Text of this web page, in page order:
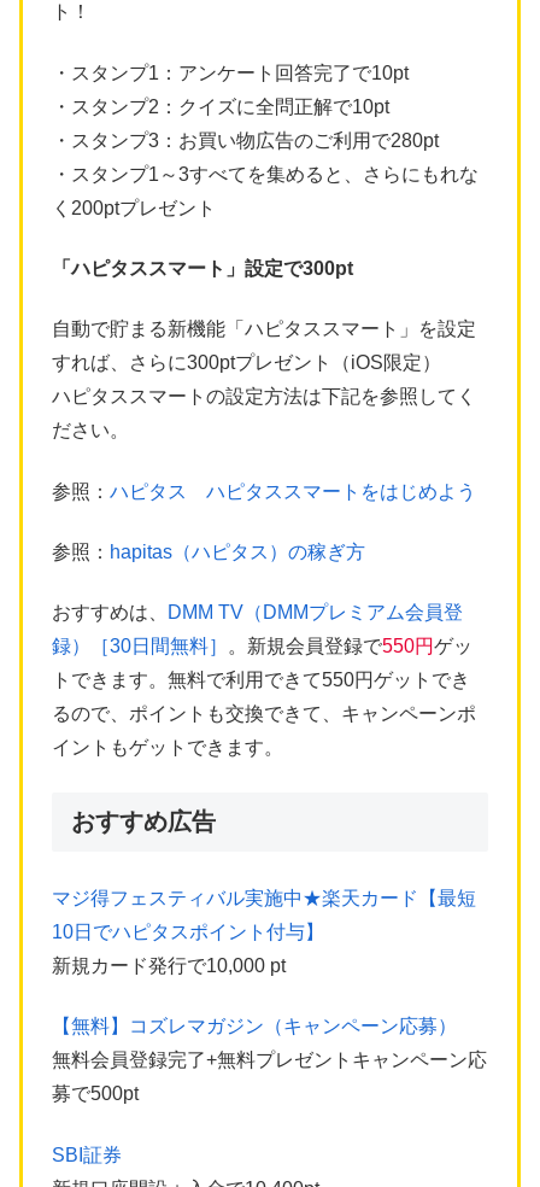
ト！
・スタンプ1：アンケート回答完了で10pt
・スタンプ2：クイズに全問正解で10pt
・スタンプ3：お買い物広告のご利用で280pt
・スタンプ1～3すべてを集めると、さらにもれな
く200ptプレゼント
「ハピタススマート」設定で300pt
自動で貯まる新機能「ハピタススマート」を設定
すれば、さらに300ptプレゼント（iOS限定）
ハピタススマートの設定方法は下記を参照してく
ださい。
参照： ハピタス ハピタススマートをはじめよう
参照： hapitas（ハピタス）の稼ぎ方
おすすめは、
DMM TV（DMMプレミアム会員登
録）［30日間無料］ 。新規会員登録で550円ゲッ
トできます。無料で利用できて550円ゲットでき
るので、ポイントも交換できて、キャンペーンポ
イントもゲットできます。
おすすめ広告
マジ得フェスティバル実施中★楽天カード【最短
10日でハピタスポイント付与】
新規カード発行で10,000 pt
【無料】コズレマガジン（キャンペーン応募）
無料会員登録完了+無料プレゼントキャンペーン応
募で500pt
SBI証券